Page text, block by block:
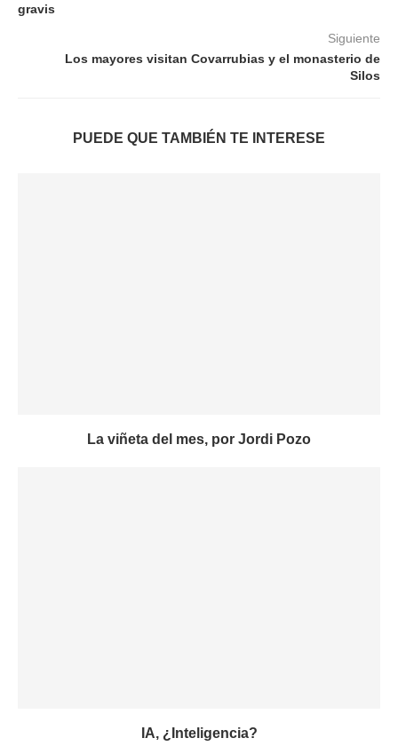
gravis
Siguiente
Los mayores visitan Covarrubias y el monasterio de
Silos
PUEDE QUE TAMBIÉN TE INTERESE
La viñeta del mes, por Jordi Pozo
IA, ¿Inteligencia?